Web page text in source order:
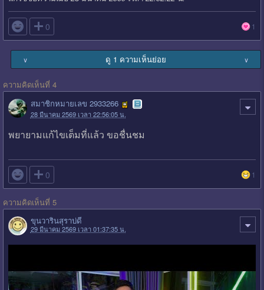
 0 1
∨ ดู 1 ความเห็นย่อย ∨
ความคิดเห็นที่ 4
สมาชิกหมายเลข 2933266
28 มีนาคม 2569 เวลา 22:56:05 น.
พยายามแก้ไขเต็มที่แล้ว ขอชื่นชม
 0 1
ความคิดเห็นที่ 5
ขุนวารินสุราบ่ดี
29 มีนาคม 2569 เวลา 01:37:35 น.